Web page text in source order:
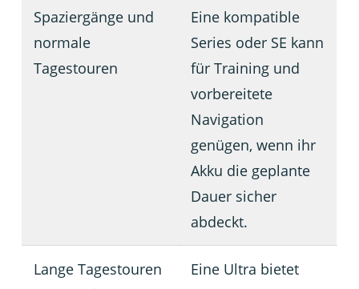
Spaziergänge und
normale
Tagestouren
Eine kompatible
Series oder SE kann
für Training und
vorbereitete
Navigation
genügen, wenn ihr
Akku die geplante
Dauer sicher
abdeckt.
Lange Tagestouren
Eine Ultra bietet